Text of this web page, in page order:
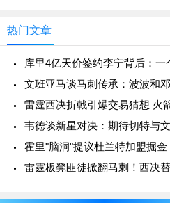
热门文章
库里4亿天价签约李宁背后：
文班亚马谈马刺传承：波波和
雷霆西决折戟引爆交易猜想 火
韦德谈新星对决：期待切特与
霍里"脑洞"提议杜兰特加盟掘
雷霆板凳匪徒掀翻马刺！西决